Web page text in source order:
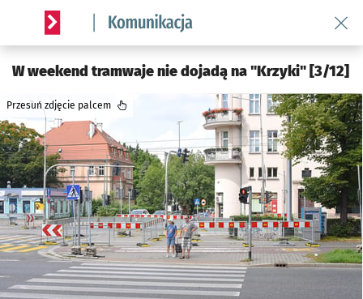
Serwis informacyjny wroclaw.pl podserwis: Komunikacja
W weekend tramwaje nie dojadą na "Krzyki" [3/12]
Przesuń zdjęcie palcem